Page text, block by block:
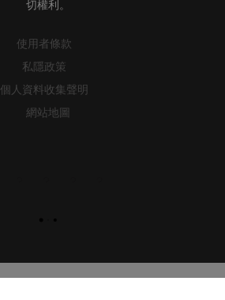
切權利。
使用者條款
私隱政策
個人資料收集聲明
網站地圖